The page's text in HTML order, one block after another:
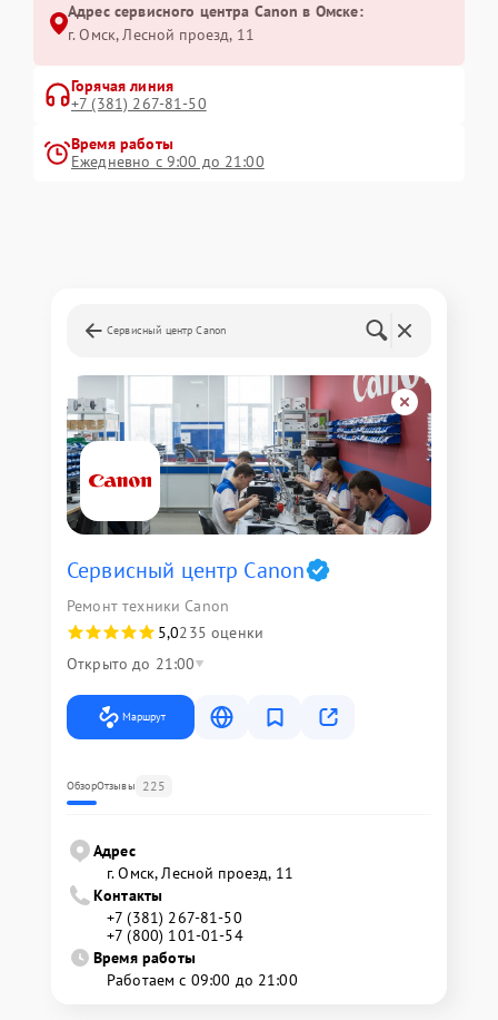
Адрес сервисного центра Canon в Омске:
г. Омск, ​Лесной проезд, 11
Горячая линия
+7 (381) 267-81-50
Время работы
Ежедневно с 9:00 до 21:00
Сервисный центр Canon
Сервисный центр Canon
Ремонт техники Canon
5,0235 оценки
Открыто до 21:00
Маршрут
ОбзорОтзывы 225
Адрес
г. Омск, ​Лесной проезд, 11
Контакты
+7 (381) 267-81-50
+7 (800) 101-01-54
Время работы
Работаем с 09:00 до 21:00